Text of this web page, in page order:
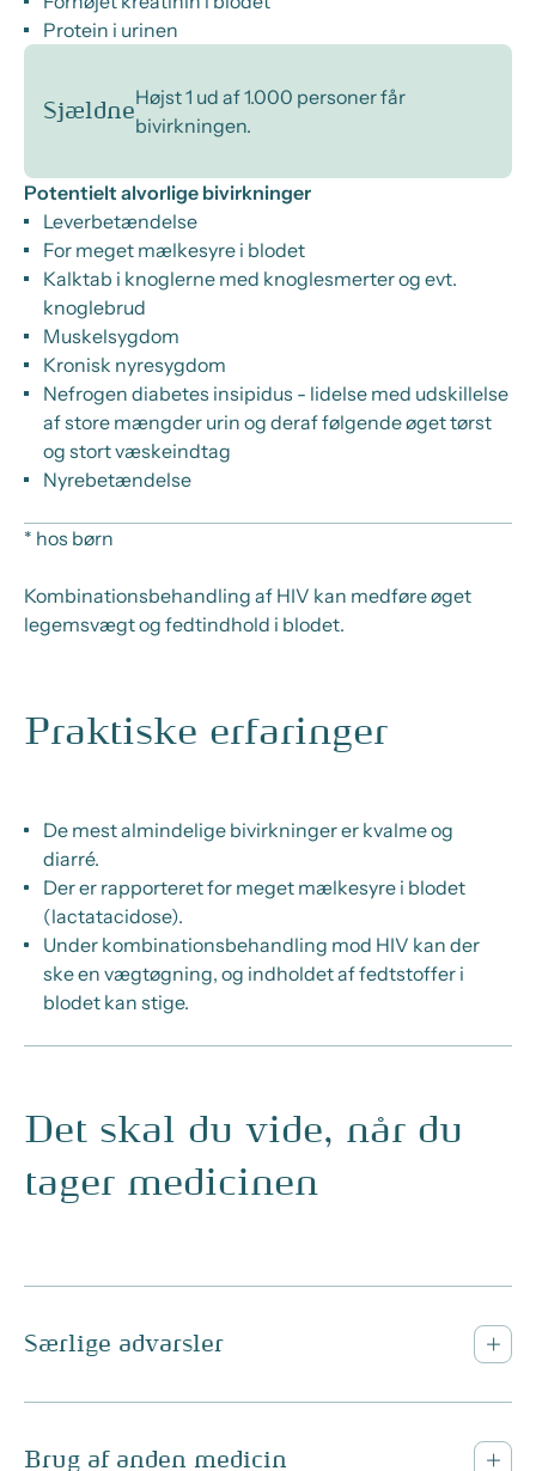
Protein i urinen
Sjældne
Højst 1 ud af 1.000 personer får
bivirkningen.
Potentielt alvorlige bivirkninger
Leverbetændelse
For meget mælkesyre i blodet
Kalktab i knoglerne med knoglesmerter og evt.
knoglebrud
Muskelsygdom
Kronisk nyresygdom
Nefrogen diabetes insipidus - lidelse med udskillelse
af store mængder urin og deraf følgende øget tørst
og stort væskeindtag
Nyrebetændelse
* hos børn
Kombinationsbehandling af HIV kan medføre øget
legemsvægt og fedtindhold i blodet.
Praktiske erfaringer
De mest almindelige bivirkninger er kvalme og
diarré.
Der er rapporteret for meget mælkesyre i blodet
(lactatacidose).
Under kombinationsbehandling mod HIV kan der
ske en vægtøgning, og indholdet af fedtstoffer i
blodet kan stige.
Det skal du vide, når du
tager medicinen
Særlige advarsler
Brug af anden medicin